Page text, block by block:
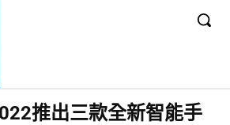
推出三款全新智能手